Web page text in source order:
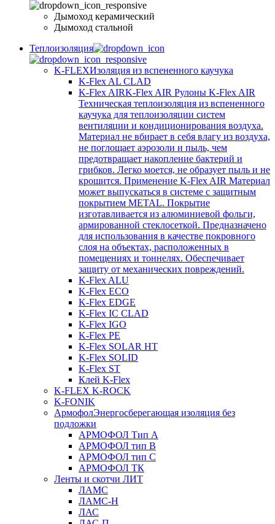
Дымоход керамический
Дымоход стальной
Теплоизоляция
K-FLEXИзоляция из вспененного каучука
K-Flex AL CLAD
K-Flex AIRK-Flex AIR Рулоны K-Flex AIR
Техническая теплоизоляция из вспененного
каучука для теплоизоляции систем
вентиляции и кондиционирования воздуха.
Материал не вбирает в себя влагу из воздуха,
не поглощает аэрозоли и пыль, чем
предотвращает накопление бактерий и
грибков. Легко моется, не образует пыль и не
крошится. Применение K-Flex AIR Материал
может выпускаться в системе c защитным
покрытием METAL. Покрытие
изготавливается из алюминиевой фольги,
армированной стеклосеткой. Предназначено
для использования в качестве покровного
слоя на объектах, расположенных в
помещениях и тоннелях. Обеспечивает
защиту от механических повреждений.
K-Flex ALU
K-Flex ECO
K-Flex EDGE
K-Flex IC CLAD
K-Flex IGO
K-Flex PE
K-Flex SOLAR HT
K-Flex SOLID
K-Flex ST
Клей K-Flex
K-FLEX K-ROCK
K-FONIK
АрмофолЭнергосберегающая изоляция без
подложки
АРМОФОЛ Тип А
АРМОФОЛ тип В
АРМОФОЛ тип C
АРМОФОЛ ТК
Ленты и скотчи ЛИТ
ЛАМС
ЛАМС-Н
ЛАС